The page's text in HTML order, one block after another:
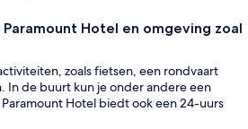
Paramount Hotel en omgeving zoal
zoals fietsen, een rondvaart
In de buurt kun je onder andere een
Hotel biedt ook een 24-uurs